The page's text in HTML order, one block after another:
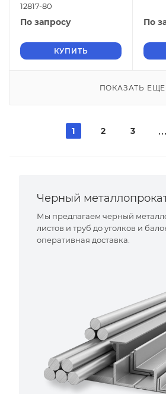
12817-80
По запросу
КУПИТЬ
По
ПОКАЗАТЬ ЕЩЕ
1 2 3
Черный
Мы предлагаем черный
листов и труб до уголков и
оперативная доставка.